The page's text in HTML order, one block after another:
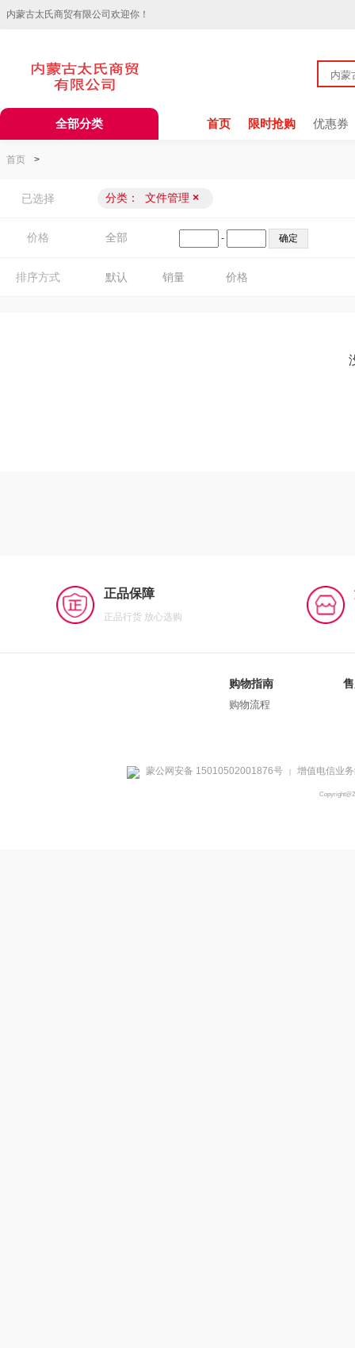
内蒙古太氏商贸有限公司欢迎你！
全部分类 首页 限时抢购 优惠券
首页 >
已选择 分类： 文件管理 ×
价格 全部 -
排序方式 默认 销量 价格
正品保障
正品行货 放心选购
购物指南
购物流程
蒙公网安备 15010502001876号 | 增值电信业